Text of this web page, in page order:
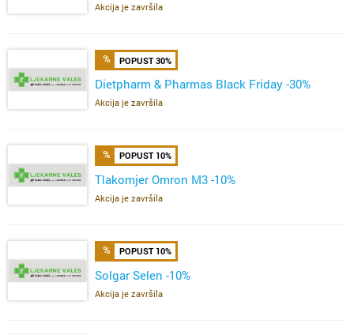
Akcija je završila
POPUST 30%
Dietpharm & Pharmas Black Friday -30%
Akcija je završila
POPUST 10%
Tlakomjer Omron M3 -10%
Akcija je završila
POPUST 10%
Solgar Selen -10%
Akcija je završila